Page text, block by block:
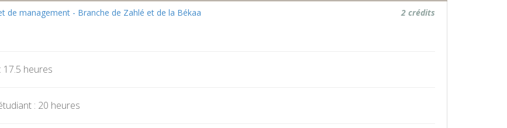
de management - Branche de Zahlé et de la Békaa 2 crédits
17.5 heures
: 20 heures